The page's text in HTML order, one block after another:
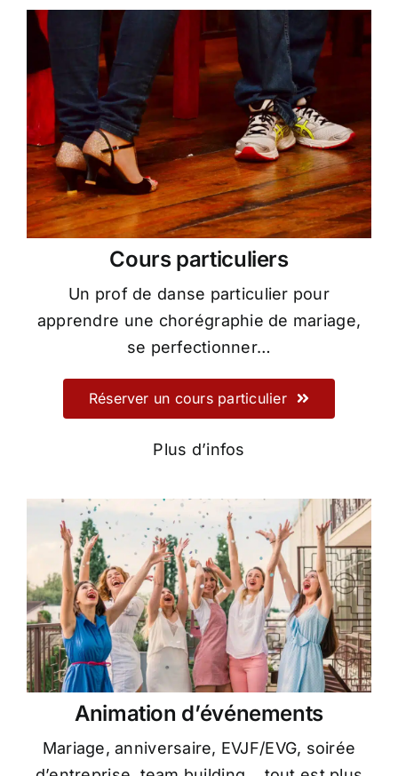
Cours particuliers
Un prof de danse particulier pour
apprendre une chorégraphie de mariage,
se perfectionner…
Réserver un cours particulier
Plus d’infos
Animation d’événements
Mariage, anniversaire, EVJF/EVG, soirée